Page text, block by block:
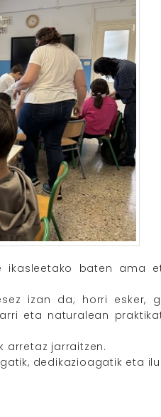
ikasleetako baten ama
izan da; horri esker,
eta naturalean
arretaz jarraitzen.
dedikazioagatik eta